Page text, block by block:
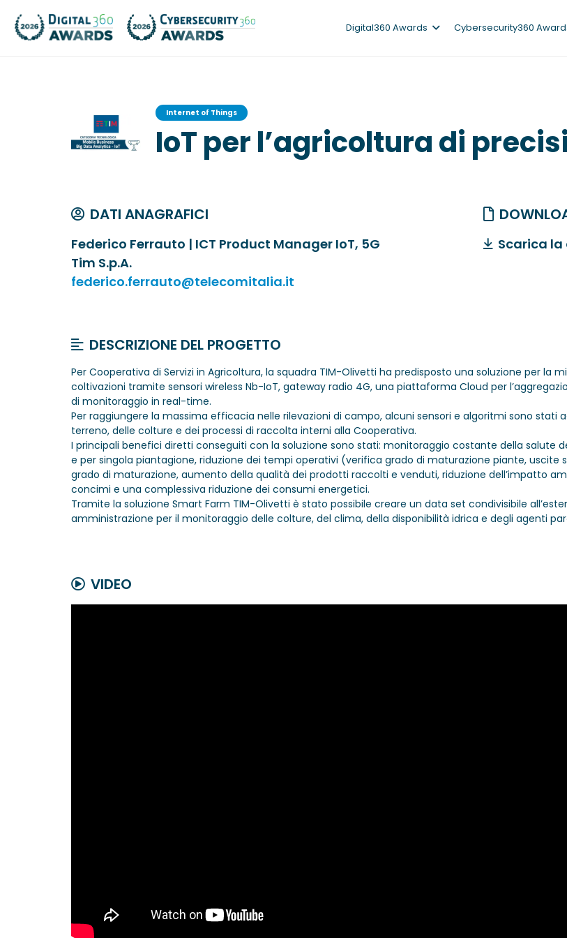
Digital360 Awards Cybersecurity360
Internet of Things
IoT per l’agricoltura di
DATI ANAGRAFICI
Federico Ferrauto | ICT Product Manager IoT, 5G
Tim S.p.A.
federico.ferrauto@telecomitalia.it
Scarica
DESCRIZIONE DEL PROGETTO
Per Cooperativa di Servizi in Agricoltura, la squadra TIM-Olivetti ha predisposto una soluzione per la
coltivazioni tramite sensori wireless Nb-IoT, gateway radio 4G, una piattaforma Cloud per
di monitoraggio in real-time.
Per raggiungere la massima efficacia nelle rilevazioni di campo, alcuni sensori e algoritmi sono
terreno, delle colture e dei processi di raccolta interni alla Cooperativa.
I principali benefici diretti conseguiti con la soluzione sono stati: monitoraggio costante della salute
e per singola piantagione, riduzione dei tempi operativi (verifica grado di maturazione piante,
grado di maturazione, aumento della qualità dei prodotti raccolti e venduti, riduzione dell’impatto
concimi e una complessiva riduzione dei consumi energetici.
Tramite la soluzione Smart Farm TIM-Olivetti è stato possibile creare un data set condivisibile
amministrazione per il monitoraggio delle colture, del clima, della disponibilità idrica e degli agenti
VIDEO